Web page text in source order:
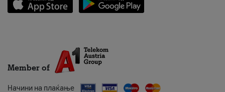
Member of
Начини на плаќање